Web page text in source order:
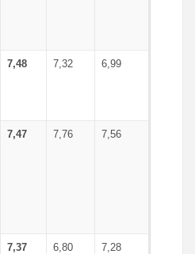
7,48 7,32 6,99
7,47 7,76 7,56
7,37 6,80 7,28